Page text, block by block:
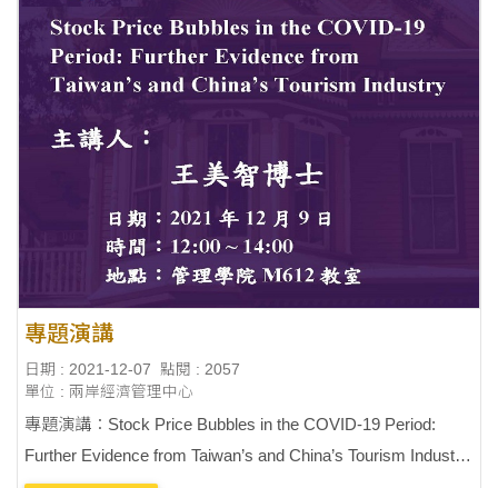
日期 : 2021-12-07
點閱 : 2057
單位 : 兩岸經濟管理中心
專題演講：Stock Price Bubbles in the COVID-19 Period:
Further Evidence from Taiwan’s and China’s Tourism Industry
主講人：王美智博士 日期：2021年12月9日 時間：12:00 ~
14:00 地點：管理學院M612教室 主辦單位：東海大學兩岸社
會經....